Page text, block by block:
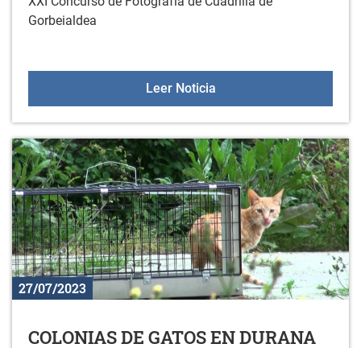
Gorbeialdea
Leer NoticiaXXI CONCURSO DE
27/07/2023
COLONIAS DE GATOS EN DURANA